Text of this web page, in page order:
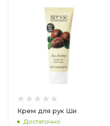
Крем для рук Ши
Достаточно